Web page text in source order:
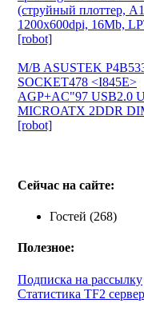
(струйный плоттер,
1200х600dpi, 16Mb,
[robot]
M/B ASUSTEK
SOCKET478 <I845E>
AGP+AC"97 USB2.0
MICROATX 2DDR
[robot]
Сейчас на сайте:
Гостей (268)
Полезное:
Подписка на рассылку
Статистика TF2